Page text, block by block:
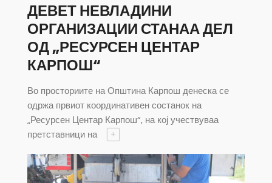
ДЕВЕТ НЕВЛАДИНИ
ОРГАНИЗАЦИИ СТАНАА ДЕЛ
ОД „РЕСУРСЕН ЦЕНТАР
КАРПОШ“
Во просториите на Општина Карпош денеска се
одржа првиот координативен состанок на
„Ресурсен Центар Карпош“, на кој учествуваа
претставници на
+